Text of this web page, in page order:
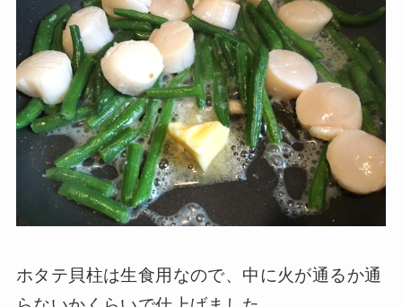
ホタテ貝柱は生食用なので、中に火が通るか通